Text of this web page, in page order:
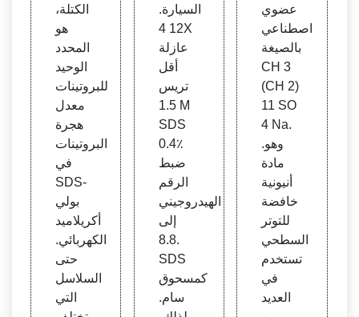
الكتلة،
هو
المحدد
الوحيد
للبروتينات
معدل
هجرة
البروتينات
في
SDS-
بولي
أكريلاميد
الكهربائي.
حتى
السلاسل
التي
| البرو
توكول
السيارة.
12 4X
عازلة
أقل
تريس
1.5 M
SDS
0.4٪
ضبط
الرقم
الهيدروجيني
إلى
8.8.
SDS
كمسحوق
سام.
عضوي
اصطناعي
بالصيغة
CH 3
(CH 2)
11 SO
4 Na.
.وهو
مادة
أنيونية
خافضة
للتوتر
السطحي
تستخدم
في
العديد